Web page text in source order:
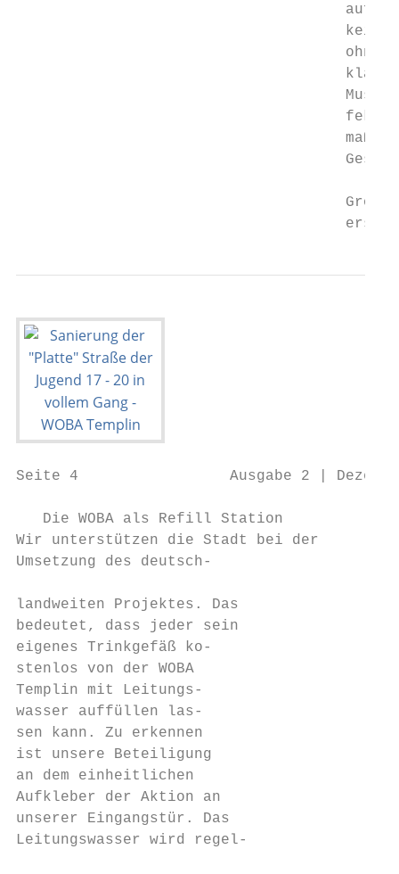
keit
ohne
Seite 4                 Ausgabe 2 |
Die WOBA als Refill Station
Wir unterstützen die Stadt bei der
Umsetzung des deutsch-
landweiten Projektes. Das
bedeutet, dass jeder sein
eigenes Trinkgefäß ko-
stenlos von der WOBA
Templin mit Leitungs-
wasser auffüllen las-
sen kann. Zu erkennen
ist unsere Beteiligung
an dem einheitlichen
Aufkleber der Aktion an
unserer Eingangstür. Das
Leitungswasser wird regel-